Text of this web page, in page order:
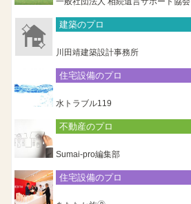
建築のプロ
川田靖建築設計事務所
住宅設備のプロ
水トラブル119
不動産のプロ
Sumai-pro編集部
住宅設備のプロ